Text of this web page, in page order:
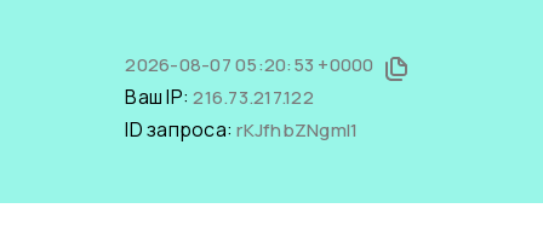
2026-08-07 05:20:53 +0000
Ваш IP:216.73.217.122
ID запроса:rKJfhbZNgmI1